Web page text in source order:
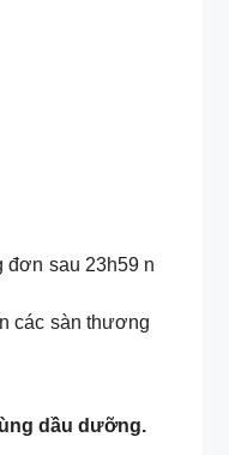
đơn sau 23h59 n
các sàn thương
dầu dưỡng.